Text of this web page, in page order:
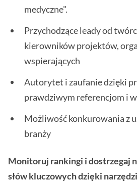
medyczne".
Przychodzące leady od
kierowników projektów,
wspierających
Autorytet i zaufanie dzięki
prawdziwym referencjom i
Możliwość konkurowania z
branży
Monitoruj rankingi i dostrzegaj
słów kluczowych dzięki